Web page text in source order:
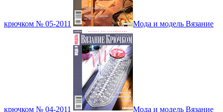
крючком № 05-2011 Мода и модель Вязание
крючком № 04-2011
Мода и модель Вязание